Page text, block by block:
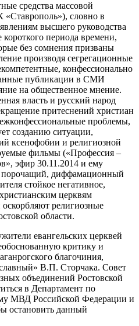
средства массовой
словно в
высшего руководства
периода времени,
без сомнения призваны
производя сегрегационные
конфессионально
публикации в СМИ
на общественное мнение.
власть и русский народ
притеснений христиан
проблемы,
созданию ситуации,
ксенофобии и религиозной
фильмы («Профессия –
эфир 30.11.2014 и ему
порочащий, диффамационный
стойкое негативное,
церквям
оскорбляют религиозные
области.
евангельских церквей
критику и
благочиния,
В.П. Сторчака. Совет
объединений Ростовской
в Департамент по
МВД Российской Федерации и
остановить данный